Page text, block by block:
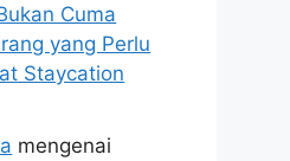
Cuma
yang Perlu
Staycation
mengenai